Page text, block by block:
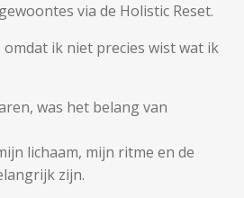
via de Holistic Reset.
ik niet precies wist wat ik
was het belang van
lichaam, mijn ritme en de
zijn.